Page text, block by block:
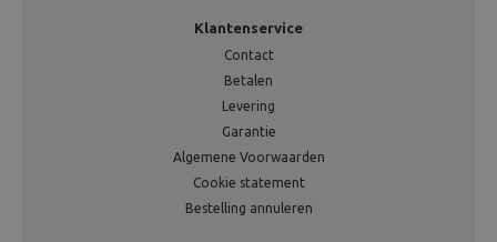
Klantenservice
Contact
Betalen
Levering
Garantie
Algemene Voorwaarden
Cookie statement
Bestelling annuleren